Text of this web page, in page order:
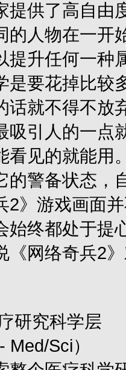
提供了高自由
的人物在一开
提升任何一种
是要花掉比较
话就不得不放
吸引人的一点
看见的就能用
的警备状态，
2》游戏画面
始终都处于提
《网络奇兵2
研究科学层
Med/Sci）